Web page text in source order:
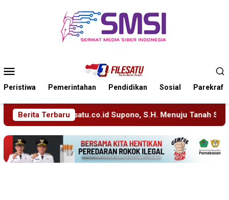
Mobile
Peristiwa Pemerintahan Pendidikan Sosial Parekraf
Berita Terbaru
Menuju Tanah Suci, Manajemen Pastikan Pelayanan